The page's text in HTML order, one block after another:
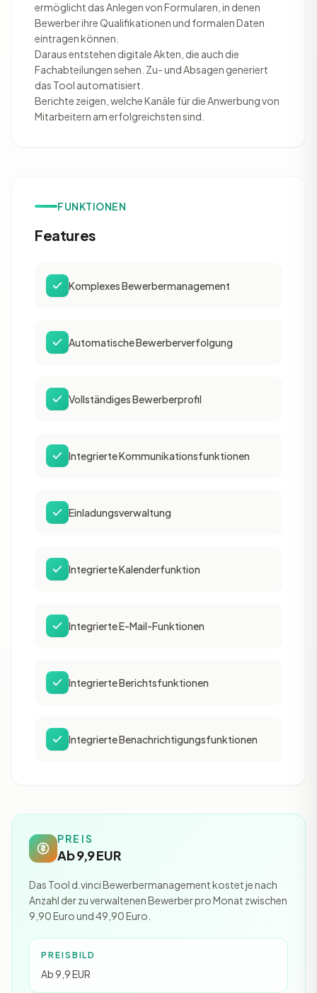
ermöglicht das Anlegen von Formularen, in denen
Bewerber ihre Qualifikationen und formalen Daten
eintragen können.
Daraus entstehen digitale Akten, die auch die
Fachabteilungen sehen. Zu- und Absagen generiert
das Tool automatisiert.
Berichte zeigen, welche Kanäle für die Anwerbung von
Mitarbeitern am erfolgreichsten sind.
FUNKTIONEN
Features
Komplexes Bewerbermanagement
Automatische Bewerberverfolgung
Vollständiges Bewerberprofil
Integrierte Kommunikationsfunktionen
Einladungsverwaltung
Integrierte Kalenderfunktion
Integrierte E-Mail-Funktionen
Integrierte Berichtsfunktionen
Integrierte Benachrichtigungsfunktionen
PREIS
Ab 9,9 EUR
Das Tool d.vinci Bewerbermanagement kostet je nach
Anzahl der zu verwaltenen Bewerber pro Monat zwischen
9,90 Euro und 49,90 Euro.
PREISBILD
Ab 9,9 EUR